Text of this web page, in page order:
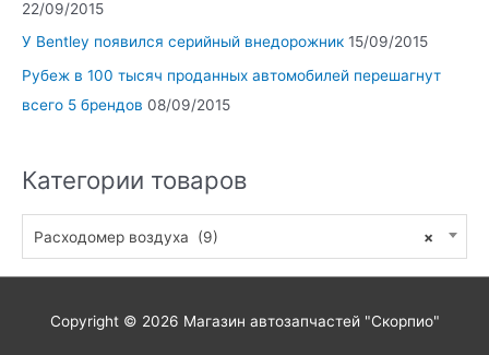
22/09/2015
У Bentley появился серийный внедорожник 15/09/2015
Рубеж в 100 тысяч проданных автомобилей перешагнут
всего 5 брендов 08/09/2015
Категории товаров
×
Расходомер воздуха (9)
Copyright © 2026 Магазин автозапчастей "Скорпио"